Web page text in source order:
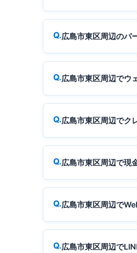
広島市東区周辺のパ
広島市東区周辺でウ
広島市東区周辺でク
広島市東区周辺で現
広島市東区周辺で
広島市東区周辺で